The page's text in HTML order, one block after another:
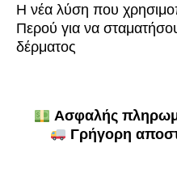
Η νέα λύση που
Περού για να
δέρματος
Ασφαλής
Γρήγορη